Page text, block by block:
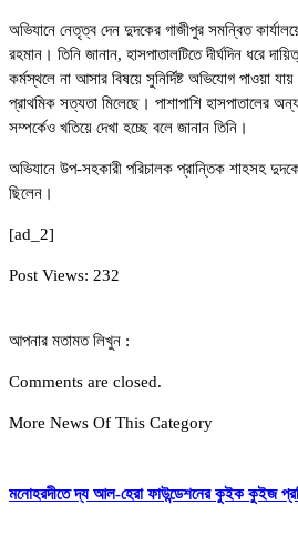
অভিযানে নেতৃত্ব দেন দুদকের গাজীপুর সমন্বিত
রহমান। তিনি জানান, হাসপাতালটিতে দীর্ঘদিন ধরে
কর্মস্থলে না আসার বিষয়ে সুনির্দিষ্ট অভিযোগ পাওয়া
প্রাথমিক সত্যতা মিলেছে। পাশাপাশি হাসপাতালের
সম্পর্কেও খতিয়ে দেখা হচ্ছে বলে জানান তিনি।
অভিযানে উপ-সহকারী পরিচালক প্রান্তিক শাহসহ
ছিলেন।
[ad_2]
Post Views: 232
আপনার মতামত লিখুন :
Comments are closed.
More News Of This Category
মনোহরদীতে দ্য আল-হেরা ফাউন্ডেশনের কুইক কুইজ